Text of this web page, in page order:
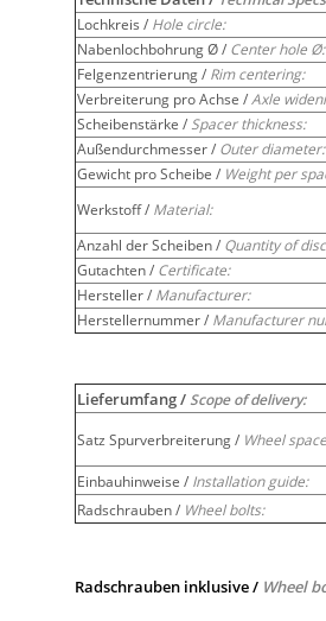
Lochkreis / Hole circle:
Nabenlochbohrung Ø / Center hole Ø:
Felgenzentrierung / Rim centering:
Verbreiterung pro Achse /Axle
Scheibenstärke / Spacer thickness:
Außendurchmesser / Outer diameter:
Gewicht pro Scheibe / Weight per
Werkstoff / Material:
Anzahl der Scheiben / Quantity of
Gutachten / Certificate:
Hersteller / Manufacturer:
Herstellernummer / Manufacturer
Lieferumfang / Scope of delivery:
Satz Spurverbreiterung / Wheel
Einbauhinweise / Installation guide:
Radschrauben / Wheel bolts:
Radschrauben inklusive / Wheel